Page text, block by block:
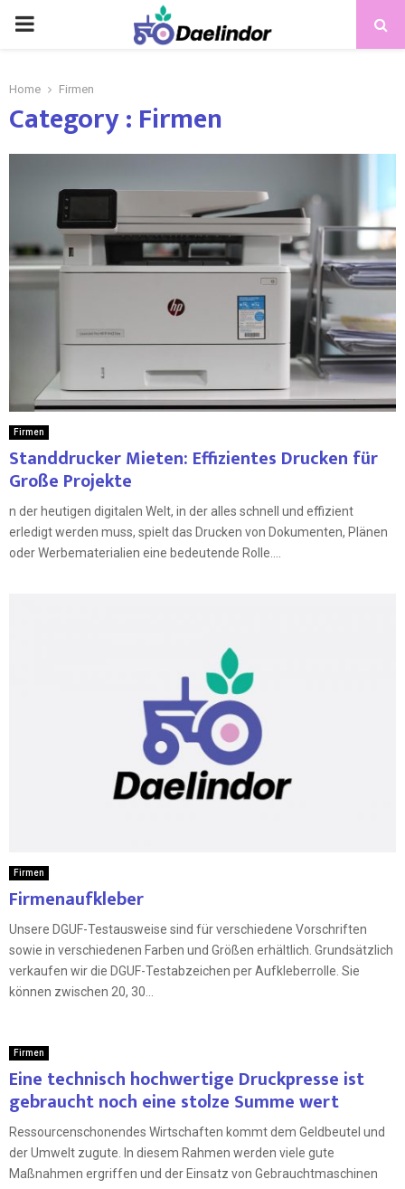
Home Firmen
Category : Firmen
Firmen
Standdrucker Mieten: Effizientes Drucken für
Große Projekte
n der heutigen digitalen Welt, in der alles schnell und effizient
erledigt werden muss, spielt das Drucken von Dokumenten, Plänen
oder Werbematerialien eine bedeutende Rolle....
Firmen
Firmenaufkleber
Unsere DGUF-Testausweise sind für verschiedene Vorschriften
sowie in verschiedenen Farben und Größen erhältlich. Grundsätzlich
verkaufen wir die DGUF-Testabzeichen per Aufkleberrolle. Sie
können zwischen 20, 30...
Firmen
Eine technisch hochwertige Druckpresse ist
gebraucht noch eine stolze Summe wert
Ressourcenschonendes Wirtschaften kommt dem Geldbeutel und
der Umwelt zugute. In diesem Rahmen werden viele gute
Maßnahmen ergriffen und der Einsatz von Gebrauchtmaschinen